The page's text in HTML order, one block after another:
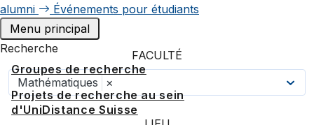
alumni
Événements pour étudiants
Menu principal
Recherche
Groupes de recherche
Projets de recherche au sein
d'UniDistance Suisse
FACULTÉ
Mathématiques
×